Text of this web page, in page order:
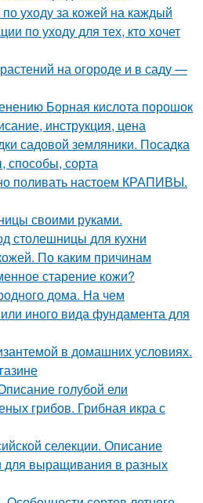
уходу за кожей на каждый
по уходу для тех, кто хочет
на огороде и в саду —
Борная кислота порошок
инструкция, цена
садовой земляники. Посадка
способы, сорта
поливать настоем КРАПИВЫ.
своими руками.
столешницы для кухни
По каким причинам
старение кожи?
дома. На чем
иного вида фундамента для
в домашних условиях.
голубой ели
грибов. Грибная икра с
селекции. Описание
для выращивания в разных